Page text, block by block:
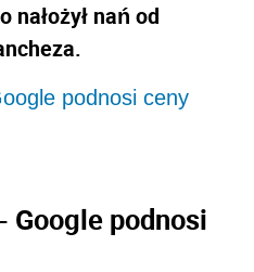
nałożył nań od
podnosi ceny
Google podnosi